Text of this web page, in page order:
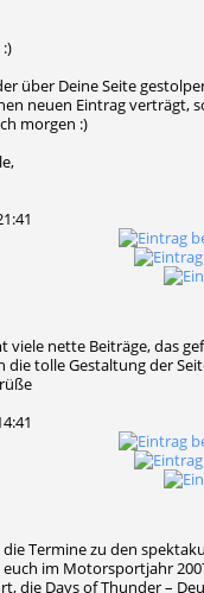
über Deine Seite
neuen Eintrag verträgt,
morgen :)
viele nette Beiträge, das
die tolle Gestaltung der
die Termine zu den
im Motorsportjahr
die Days of Thunder –